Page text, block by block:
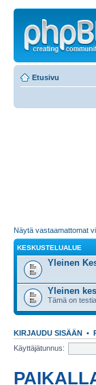
Etusivu
Näytä vastaamattomat
KESKUSTELUALUE
Yleinen
Yleinen
Tämä on
KIRJAUDU SISÄÄN •
Käyttäjätunnus: